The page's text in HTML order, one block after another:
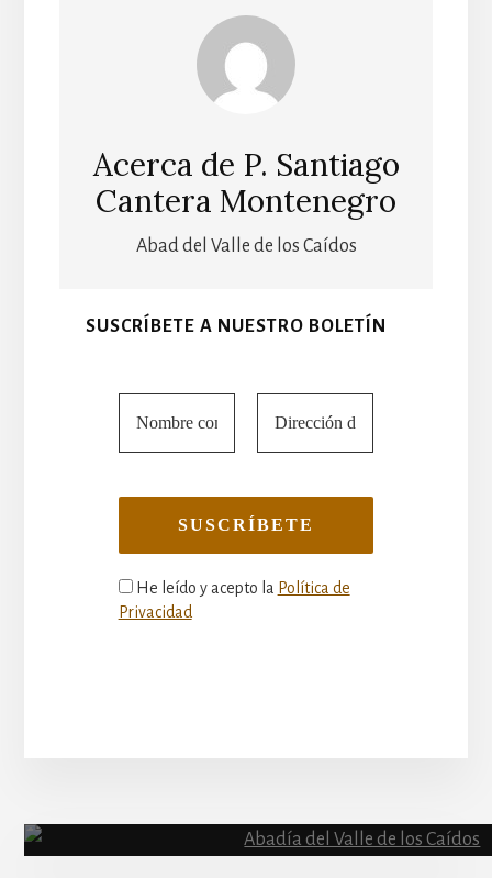
Acerca de P. Santiago
Cantera Montenegro
Abad del Valle de los Caídos
SUSCRÍBETE A NUESTRO BOLETÍN
He leído y acepto la Política de
Privacidad
Content